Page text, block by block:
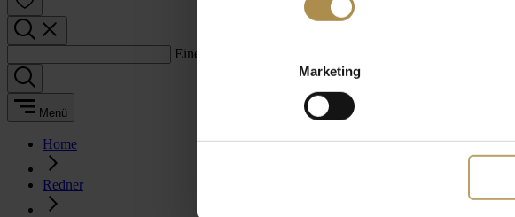
Marketing
Einen Suchbegriff eingeben:
Menü
Home
Redner